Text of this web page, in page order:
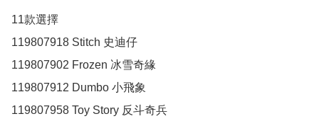
11款選擇
119807918 Stitch 史迪仔
119807902 Frozen 冰雪奇緣
119807912 Dumbo 小飛象
119807958 Toy Story 反斗奇兵